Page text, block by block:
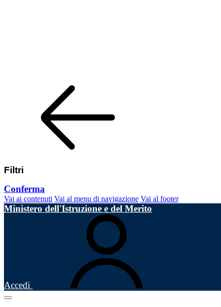
Filtri
Conferma
Vai ai contenuti Vai al menu di navigazione Vai al footer
Ministero dell'Istruzione e del Merito
Accedi